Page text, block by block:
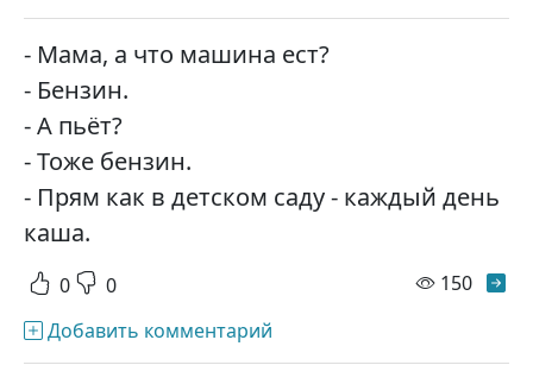
- Мама, а что машина ест?
- Бензин.
- А пьёт?
- Тоже бензин.
- Прям как в детском саду - каждый день
каша.
0 0 150
Добавить комментарий